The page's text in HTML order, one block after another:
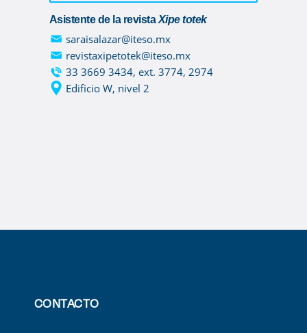
Asistente de la revistaXipe totek
saraisalazar@iteso.mx
revistaxipetotek@iteso.mx
33 3669 3434, ext. 3774, 2974
Edificio W, nivel 2
CONTACTO